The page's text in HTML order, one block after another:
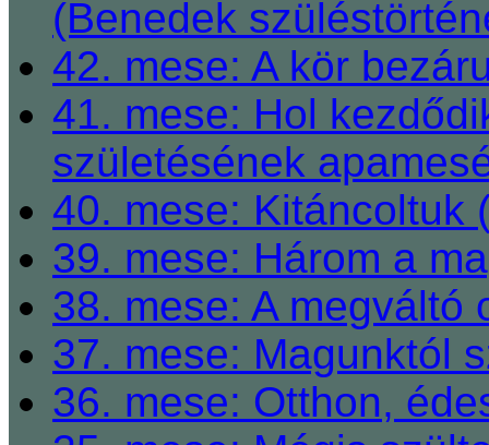
(Benedek
42. mese: A kör
41. mese: Hol
születésének
40. mese: Kitáncoltuk
39. mese: Három a
38. mese: A megváltó
37. mese: Magunktól
36. mese: Otthon,